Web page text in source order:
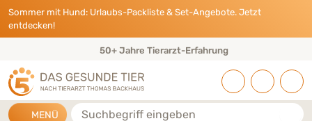
Direkt zu:
INHALT
HAUPTMENÜ
FOOTER
Sommer mit Hund: Urlaubs-Packliste & Set-Angebote. Jetzt
entdecken!
MENÜ Suche